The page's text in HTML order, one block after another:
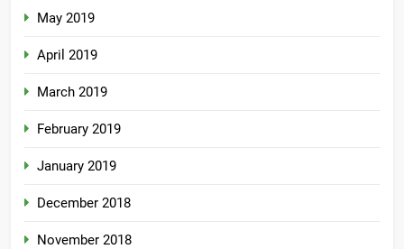
May 2019
April 2019
March 2019
February 2019
January 2019
December 2018
November 2018